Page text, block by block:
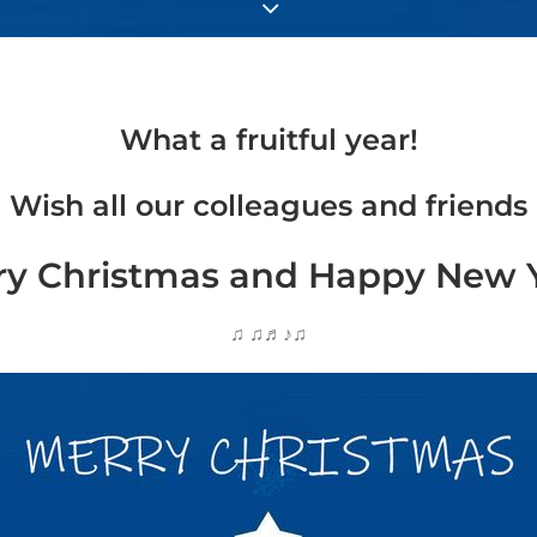
What a fruitful year!
Wish all our colleagues and friends
Christmas and Happy New
♫ ♫♬♪♫